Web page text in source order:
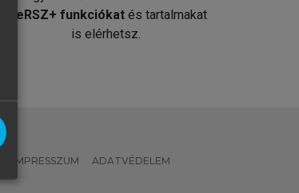
MeRSZ+ funkciókat és tartalmakat
is elérhetsz.
IMPRESSZUM ADATVÉDELEM